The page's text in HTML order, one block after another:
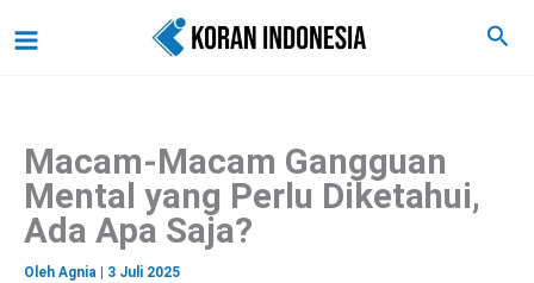
ke
Cari
Macam-Macam Gangguan
Mental yang Perlu Diketahui,
Ada Apa Saja?
Oleh Agnia 3 Juli 2025
a